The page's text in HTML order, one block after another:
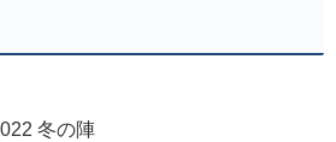
冬の陣